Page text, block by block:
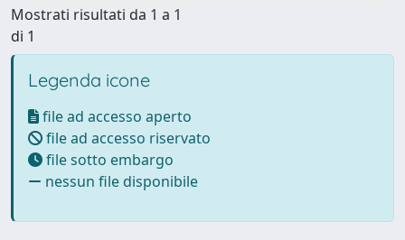
Mostrati risultati da 1 a 1
di 1
Legenda icone
file ad accesso aperto
file ad accesso riservato
file sotto embargo
nessun file disponibile